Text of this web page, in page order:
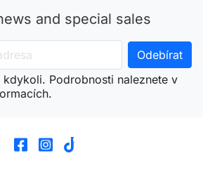
and special sales
kdykoli. Podrobnosti naleznete v